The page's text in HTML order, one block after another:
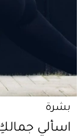
بشرة
اسألي